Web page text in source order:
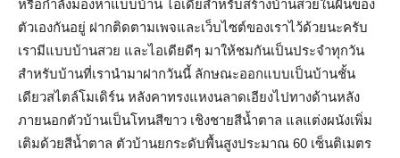
หรือกำลังมองหาแบบบ้าน ไอเดียสำหรับสร้างบ้านสวยในฝันของ
ตัวเองกันอยู่ ฝากติดตามเพจและเว็บไซต์ของเราไว้ด้วยนะครับ
เรามีแบบบ้านสวย และไอเดียดีๆ มาให้ชมกันเป็นประจำทุกวัน
สำหรับบ้านที่เรานำมาฝากวันนี้ ลักษณะออกแบบเป็นบ้านชั้น
เดียวสไตล์โมเดิร์น หลังคาทรงแหงนลาดเอียงไปทางด้านหลัง
ภายนอกตัวบ้านเป็นโทนสีขาว เชิงชายสีน้ำตาล แลแต่งผนังเพิ่ม
เติมด้วยสีน้ำตาล ตัวบ้านยกระดับพื้นสูงประมาณ 60 เซ็นติเมตร